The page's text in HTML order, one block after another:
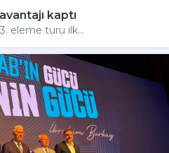
kaptı
eleme turu ilk...